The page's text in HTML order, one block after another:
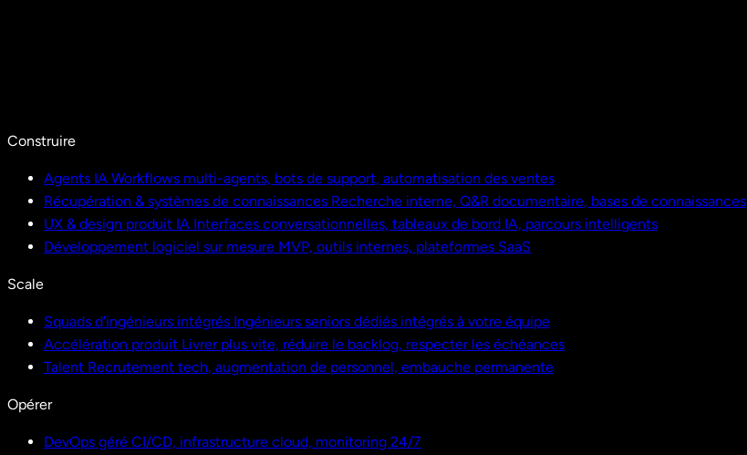
Construire
Agents IA Workflows multi-agents, bots de support, automatisation des ventes
Récupération & systèmes de connaissances Recherche interne, Q&R documentaire, bases de connaissances
UX & design produit IA Interfaces conversationnelles, tableaux de bord IA, parcours intelligents
Développement logiciel sur mesure MVP, outils internes, plateformes SaaS
Scale
Squads d'ingénieurs intégrés Ingénieurs seniors dédiés intégrés à votre équipe
Accélération produit Livrer plus vite, réduire le backlog, respecter les échéances
Talent Recrutement tech, augmentation de personnel, embauche permanente
Opérer
DevOps géré CI/CD, infrastructure cloud, monitoring 24/7